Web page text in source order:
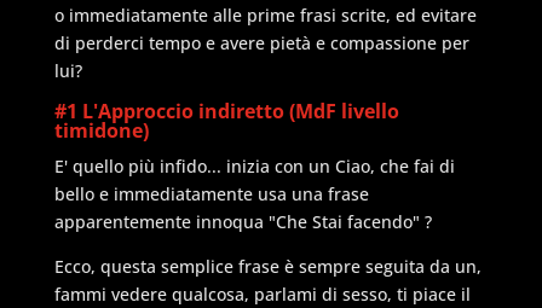
o immediatamente alle prime frasi scrite, ed evitare
di perderci tempo e avere pietà e compassione per
lui?
#1 L'Approccio indiretto (MdF livello
timidone)
E' quello più infido... inizia con un Ciao, che fai di
bello e immediatamente usa una frase
apparentemente innoqua "Che Stai facendo" ?
Ecco, questa semplice frase è sempre seguita da un,
fammi vedere qualcosa, parlami di sesso, ti piace il